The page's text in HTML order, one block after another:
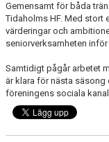
DOKUMENT
ALLMÄNHETENS
FÖRSÄKRING
Gemensamt för båda
Tidaholms HF. Med
värderingar och
seniorverksamheten
Samtidigt pågår arbetet
är klara för nästa
föreningens sociala